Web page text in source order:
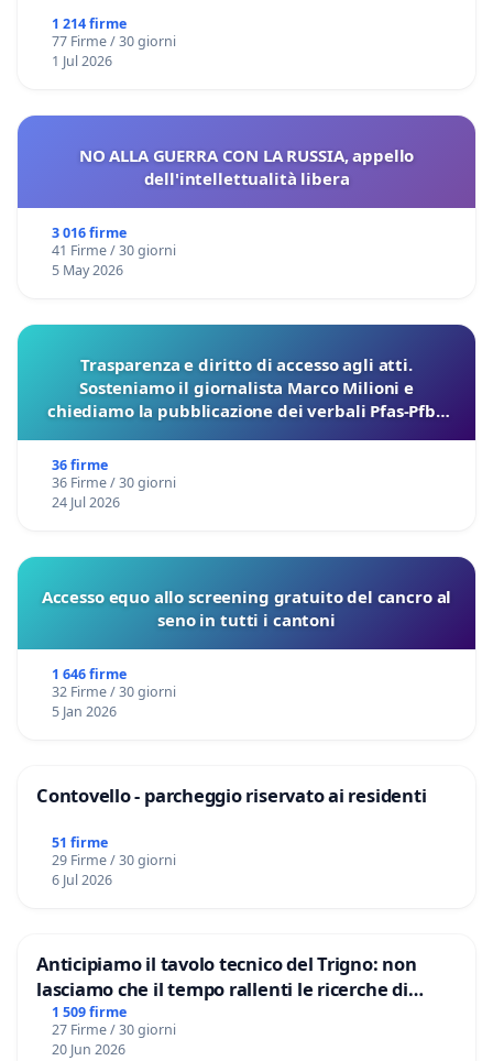
1 214 firme
77 Firme / 30 giorni
1 Jul 2026
NO ALLA GUERRA CON LA RUSSIA, appello
dell'intellettualità libera
3 016 firme
41 Firme / 30 giorni
5 May 2026
Trasparenza e diritto di accesso agli atti.
Sosteniamo il giornalista Marco Milioni e
chiediamo la pubblicazione dei verbali Pfas-Pfba
36 firme
36 Firme / 30 giorni
24 Jul 2026
Accesso equo allo screening gratuito del cancro al
seno in tutti i cantoni
1 646 firme
32 Firme / 30 giorni
5 Jan 2026
Contovello - parcheggio riservato ai residenti
51 firme
29 Firme / 30 giorni
6 Jul 2026
Anticipiamo il tavolo tecnico del Trigno: non
lasciamo che il tempo rallenti le ricerche di
Domenico Racanati
1 509 firme
27 Firme / 30 giorni
20 Jun 2026